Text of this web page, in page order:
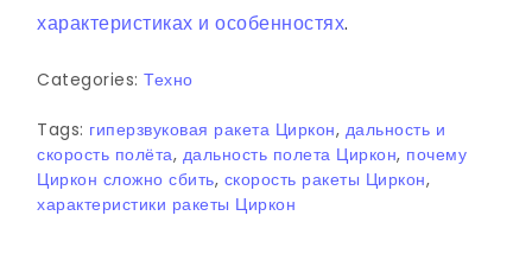
характеристиках и особенностях.
Categories: Техно
Tags: гиперзвуковая ракета Циркон, дальность и
скорость полёта, дальность полета Циркон, почему
Циркон сложно сбить, скорость ракеты Циркон,
характеристики ракеты Циркон